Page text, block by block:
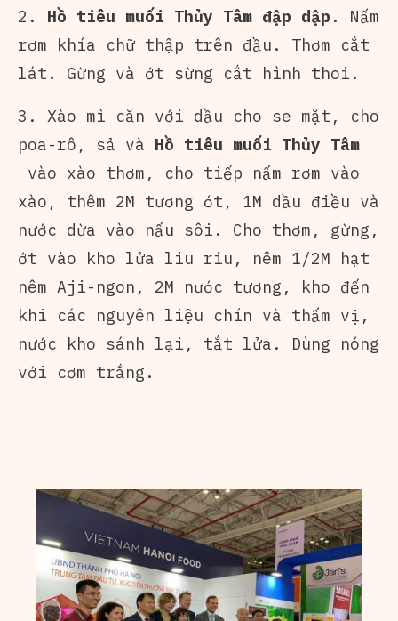
2. Hồ tiêu muối Thủy Tâm đập dập . Nấm
rơm khía chữ thập trên đầu. Thơm cắt
lát. Gừng và ớt sừng cắt hình thoi.
3. Xào mì căn với dầu cho se mặt, cho
poa-rô, sả và Hồ tiêu muối Thủy Tâm
vào xào thơm, cho tiếp nấm rơm vào
xào, thêm 2M tương ớt, 1M dầu điều và
nước dừa vào nấu sôi. Cho thơm, gừng,
ớt vào kho lửa liu riu, nêm 1/2M hạt
nêm Aji-ngon, 2M nước tương, kho đến
khi các nguyên liệu chín và thấm vị,
nước kho sánh lại, tắt lửa. Dùng nóng
với cơm trắng.